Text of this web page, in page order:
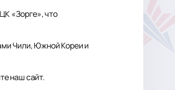
«Зорге», что
Чили, Южной Кореи и
наш сайт.